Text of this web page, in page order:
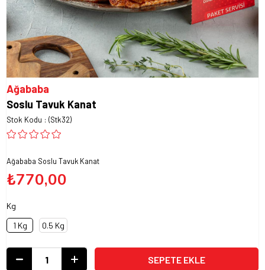
Ağababa
Soslu Tavuk Kanat
Stok Kodu (Stk32)
Ağababa Soslu Tavuk Kanat
₺770,00
Kg
1 Kg
0.5 Kg